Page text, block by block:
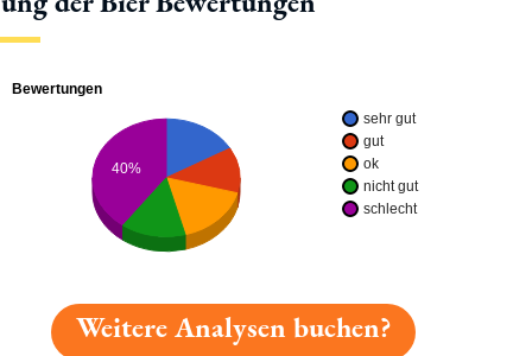
Bewertungen
sehr gut
gut
ok
nicht gut
schlecht
40%
Weitere Analysen buchen?